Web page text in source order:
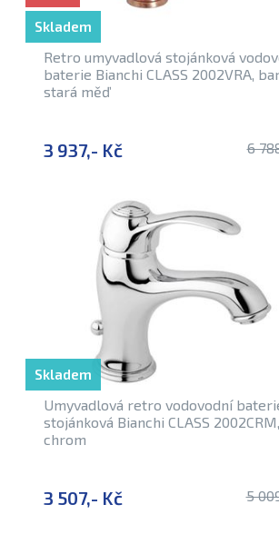
Retro umyvadlová stojánková
baterie Bianchi CLASS 2002VRA,
stará měď
3 937,- Kč 6
Skladem
Umyvadlová retro vodovodní
stojánková Bianchi CLASS 2002CRM,
chrom
3 507,- Kč 5
Skladem